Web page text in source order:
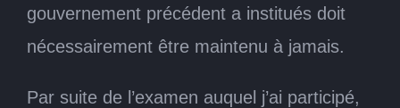
gouvernement précédent a institués doit
nécessairement être maintenu à jamais.
Par suite de l’examen auquel j’ai participé,